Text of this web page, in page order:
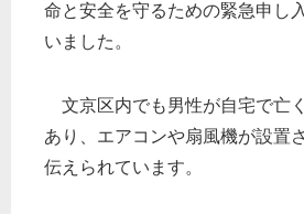
命と安全を守るための緊急申し
いました。
文京区内でも男性が自宅で亡
あり、エアコンや扇風機が設置
伝えられています。